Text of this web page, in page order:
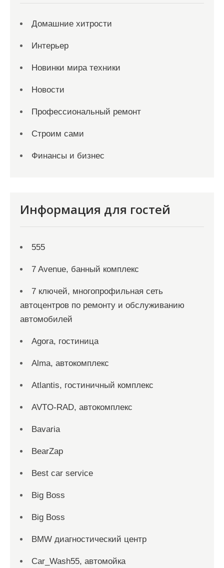
Домашние хитрости
Интерьер
Новинки мира техники
Новости
Профессиональный ремонт
Строим сами
Финансы и бизнес
Информация для гостей
555
7 Avenue, банный комплекс
7 ключей, многопрофильная сеть
автоцентров по ремонту и обслуживанию
автомобилей
Agora, гостиница
Alma, автокомплекс
Atlantis, гостиничный комплекс
AVTO-RAD, автокомплекс
Bavaria
BearZap
Best car service
Big Boss
Big Boss
BMW диагностический центр
Car_Wash55, автомойка